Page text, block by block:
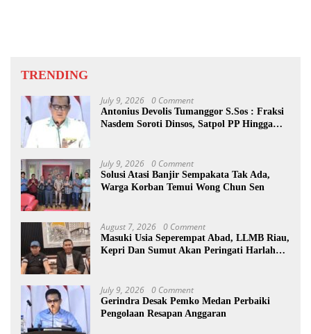
TRENDING
July 9, 2026 0 Comment
Antonius Devolis Tumanggor S.Sos : Fraksi
Nasdem Soroti Dinsos, Satpol PP Hingga
July 9, 2026 0 Comment
Solusi Atasi Banjir Sempakata Tak Ada,
Warga Korban Temui Wong Chun Sen
August 7, 2026 0 Comment
Masuki Usia Seperempat Abad, LLMB Riau,
Kepri Dan Sumut Akan Peringati Harlah
July 9, 2026 0 Comment
Gerindra Desak Pemko Medan Perbaiki
Pengolaan Resapan Anggaran